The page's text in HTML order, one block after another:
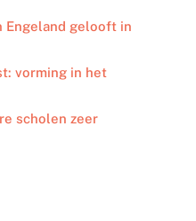
Engeland gelooft in
vorming in het
scholen zeer